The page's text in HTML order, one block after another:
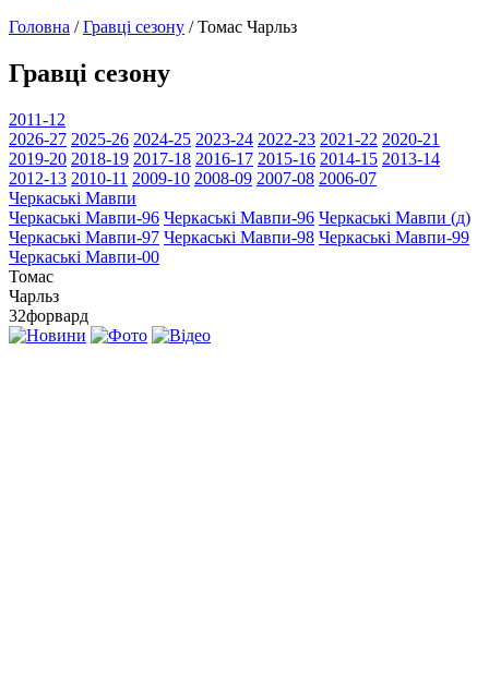
Головна /Гравці сезону /Томас Чарльз
Гравці сезону
2011-12
2026-27 2025-26 2024-25 2023-24 2022-23 2021-22 2020-21
2019-20 2018-19 2017-18 2016-17 2015-16 2014-15 2013-14
2012-13 2010-11 2009-10 2008-09 2007-08 2006-07
Черкаські Мавпи
Черкаські Мавпи-96 Черкаські Мавпи-96 Черкаські Мавпи (д)
Черкаські Мавпи-97 Черкаські Мавпи-98 Черкаські Мавпи-99
Черкаські Мавпи-00
Томас
Чарльз
32форвард